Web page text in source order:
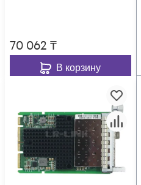
70 062 ₸
В корзину